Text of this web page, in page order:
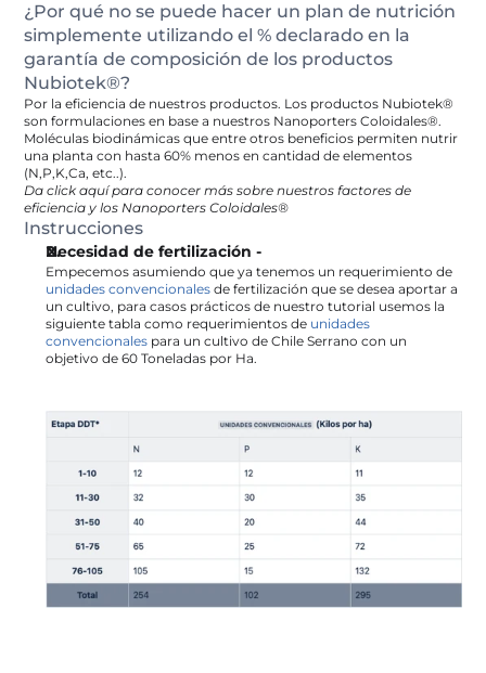
¿Por qué no se puede hacer un plan de nutrición
simplemente utilizando el % declarado en la
garantía de composición de los productos
Nubiotek®?
Por la eficiencia de nuestros productos. Los productos Nubiotek®
son formulaciones en base a nuestros Nanoporters Coloidales®.
Moléculas biodinámicas que entre otros beneficios permiten nutrir
una planta con hasta 60% menos en cantidad de elementos
(N,P,K,Ca, etc..).
Da click aquí para conocer más sobre nuestros factores de
eficiencia y los Nanoporters Coloidales®
Instrucciones
Necesidad de fertilización -
Empecemos asumiendo que ya tenemos un requerimiento de
unidades convencionales de fertilización que se desea aportar a
un cultivo, para casos prácticos de nuestro tutorial usemos la
siguiente tabla como requerimientos de unidades
convencionales para un cultivo de Chile Serrano con un
objetivo de 60 Toneladas por Ha.